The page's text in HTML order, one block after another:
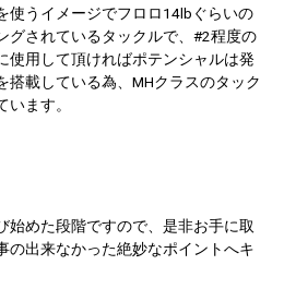
使うイメージでフロロ14lbぐらいの
グされているタックルで、#2程度の
使用して頂ければポテンシャルは発
搭載している為、MHクラスのタック
ます。
始めた段階ですので、是非お手に取
の出来なかった絶妙なポイントへキ